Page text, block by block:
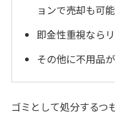
ョンで売却も可能
即金性重視なら
その他に不用品
ゴミとして処分するつ